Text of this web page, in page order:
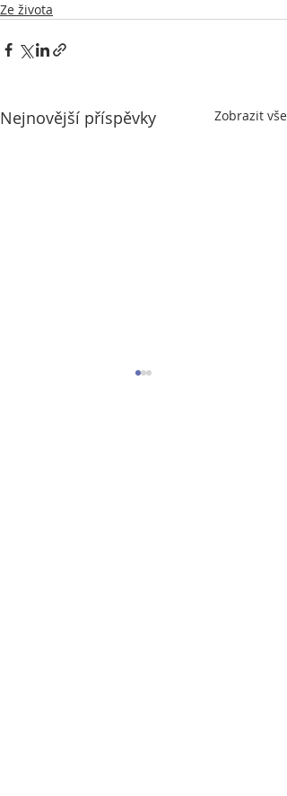
Ze života
Nejnovější příspěvky Zobrazit vše